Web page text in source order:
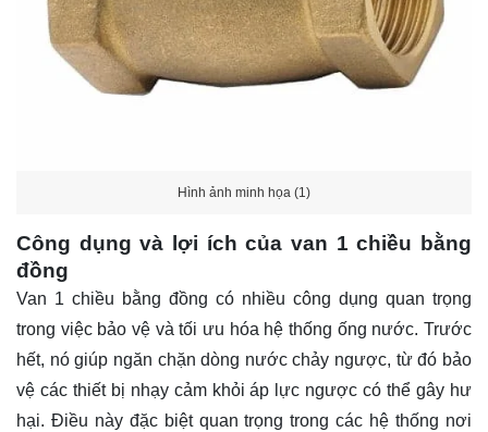
Hình ảnh minh họa (1)
Công dụng và lợi ích của van 1 chiều bằng
đồng
Van 1 chiều bằng đồng có nhiều công dụng quan trọng
trong việc bảo vệ và tối ưu hóa hệ thống ống nước. Trước
hết, nó giúp ngăn chặn dòng nước chảy ngược, từ đó bảo
vệ các thiết bị nhạy cảm khỏi áp lực ngược có thể gây hư
hại. Điều này đặc biệt quan trọng trong các hệ thống nơi